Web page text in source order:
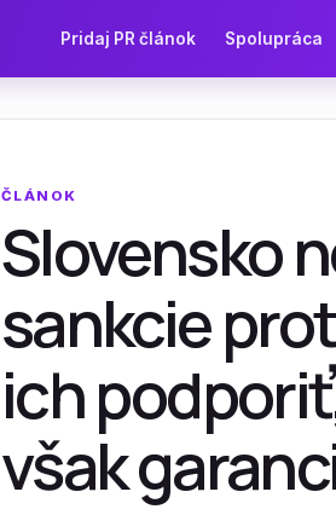
Pridaj PR článok Spolupráca
ČLÁNOK
Slovensko
sankcie
ich
však